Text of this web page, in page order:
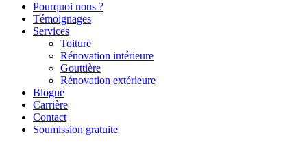
Pourquoi nous ?
Témoignages
Services
Toiture
Rénovation intérieure
Gouttière
Rénovation extérieure
Blogue
Carrière
Contact
Soumission gratuite